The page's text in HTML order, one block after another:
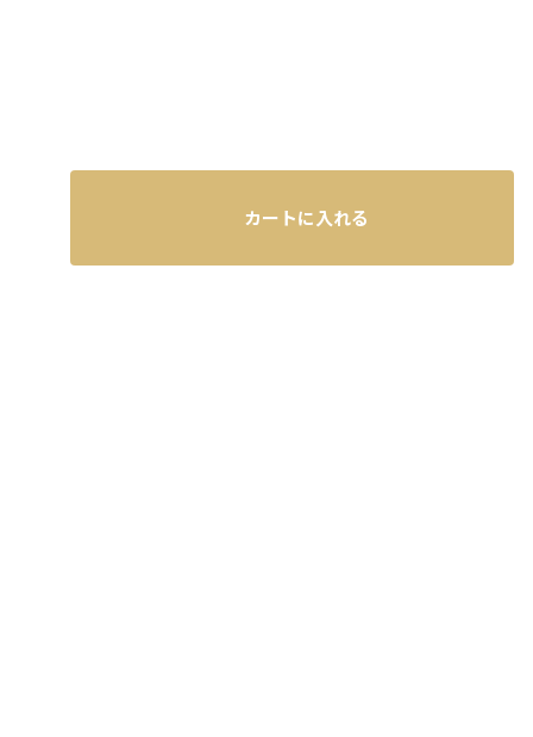
カートに入れる